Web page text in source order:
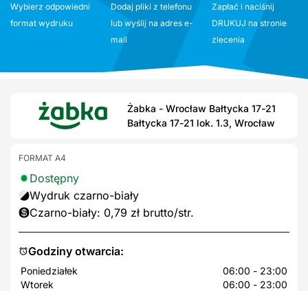
Wybierz odpowiedni
format wydruku
Dodaj pliki z telefonu
lub wyślij na adres e-
mail
Zapłać i naciśnij
DRUKUJ na stronie
zlecenia
Żabka - Wrocław Bałtycka 17-21
Bałtycka 17-21 lok. 1.3, Wrocław
Godziny otwarcia:
Poniedziałek
06:00 - 23:00
Wtorek
06:00 - 23:00
FORMAT A4
Dostępny
Wydruk czarno-biały
Czarno-biały: 0,79 zł brutto/str.